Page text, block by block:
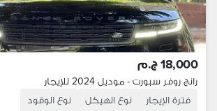
18,000 ج.م
رانج روفر سبورت - موديل 2024 للإيجار
فترة الإيجار
نوع الهيكل
نوع الوقود